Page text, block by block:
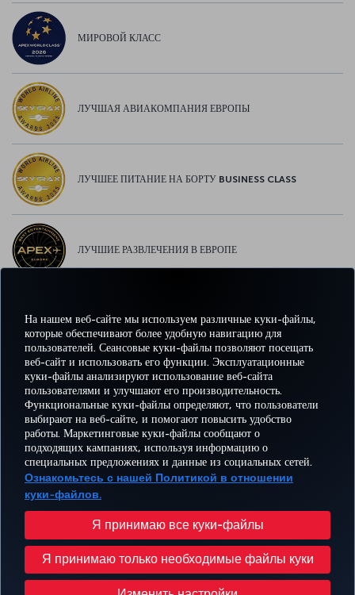
На нашем веб-сайте мы используем различные куки-файлы,
которые обеспечивают более удобную навигацию для
пользователей. Сеансовые куки-файлы позволяют посещать
веб-сайт и использовать его функции. Эксплуатационные
куки-файлы анализируют использование веб-сайта
пользователями и улучшают его производительность.
Функциональные куки-файлы определяют, что пользователи
выбирают на веб-сайте, и помогают повысить удобство
работы. Маркетинговые куки-файлы сообщают о
подходящих кампаниях, используя информацию о
специальных предложениях и данные из социальных сетей.
Ознакомьтесь с нашей Политикой в отношении
куки-файлов.
Я принимаю все куки-файлы
Я принимаю только необходимые файлы куки
МИРОВОЙ КЛАСС
ЛУЧШАЯ АВИАКОМПАНИЯ ЕВРОПЫ
ЛУЧШЕЕ ПИТАНИЕ НА БОРТУ BUSINESS CLASS
ЛУЧШИЕ РАЗВЛЕЧЕНИЯ В ЕВРОПЕ
ЛУЧШИЙ WI-FI В ЕВРОПЕ
Facebook
TwitterInstagram
YouTubeLinkedIn
TikTokБлогPinterest
БРОНИРУЙТЕ И
УПРАВЛЯЙТЕ
БРОНИРОВАНИЕМ
ВПЕЧАТЛЕНИЕ
ПРЕДЛОЖЕНИЯ
И
НАПРАВЛЕНИЯ
Правовое уведомление
Изменить настройки куки-файлов План обслуживания клиента Министерства транспорта США
Права субъектов данных в ЕС
© Turkish Airlines, 1996 – 2026 гг.